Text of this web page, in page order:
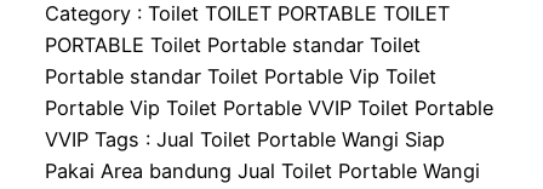
Category : Toilet TOILET PORTABLE TOILET
PORTABLE Toilet Portable standar Toilet
Portable standar Toilet Portable Vip Toilet
Portable Vip Toilet Portable VVIP Toilet Portable
VVIP Tags : Jual Toilet Portable Wangi Siap
Pakai Area bandung Jual Toilet Portable Wangi